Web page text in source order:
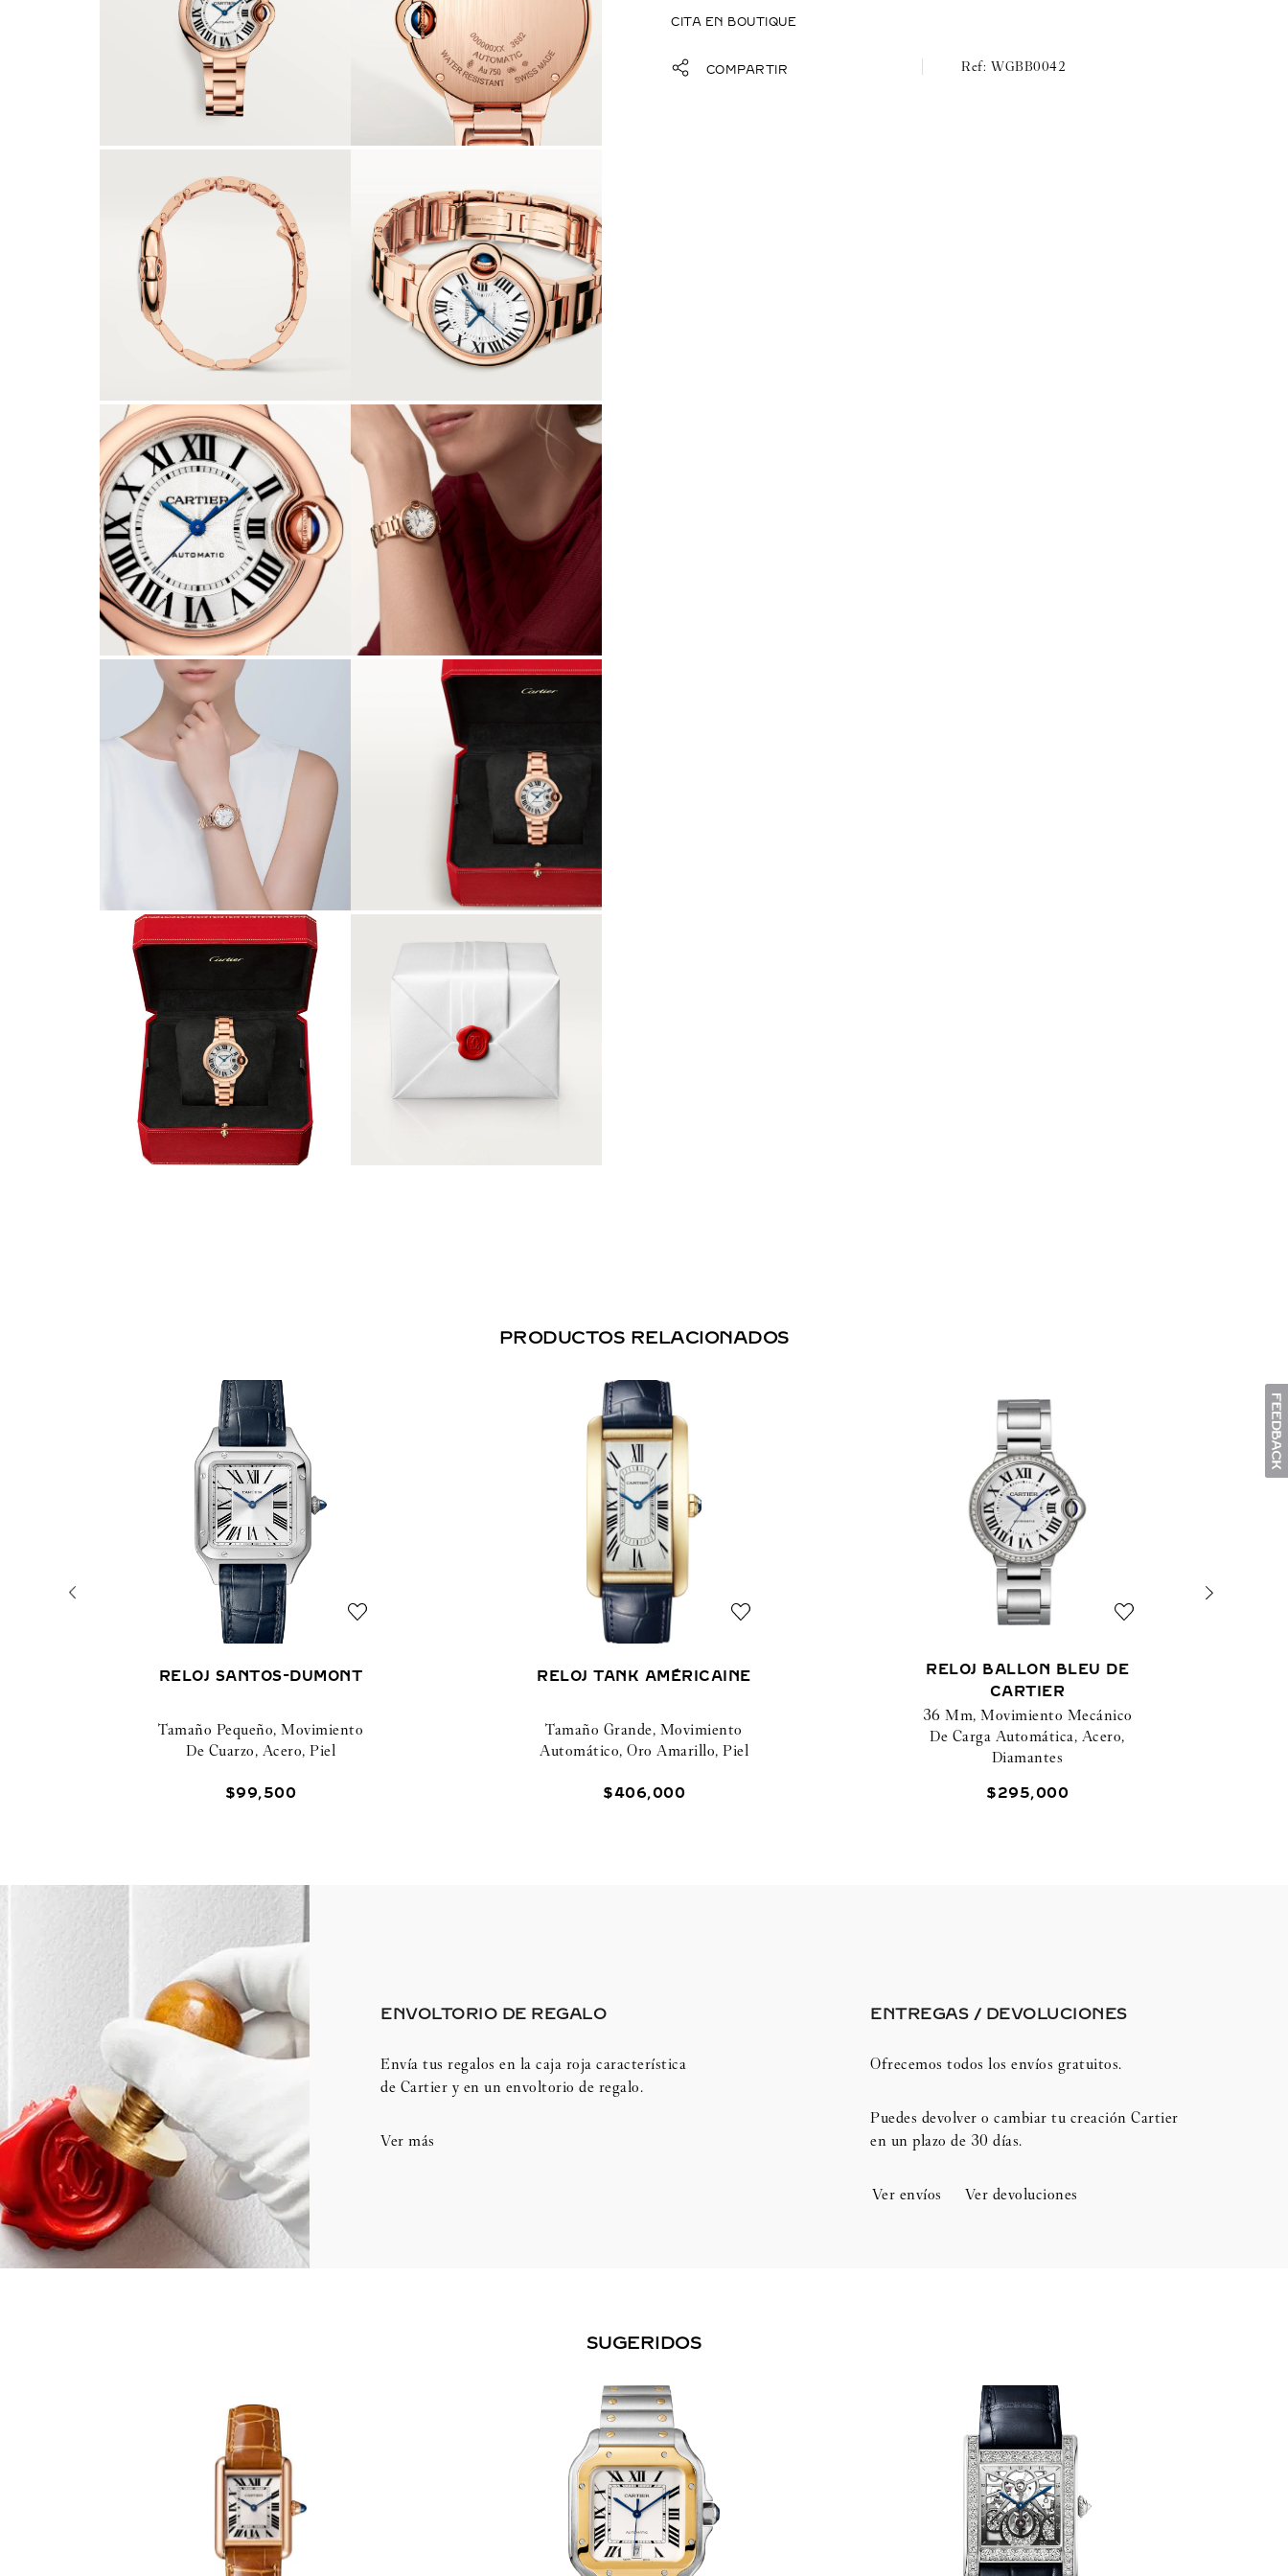
CITA EN BOUTIQUE
COMPARTIR WGBB0042
PRODUCTOS RELACIONADOS
RELOJ SANTOS-DUMONT
Tamaño Pequeño, Movimiento
De Cuarzo, Acero, Piel
$99,500
RELOJ TANK AMÉRICAINE
Tamaño Grande, Movimiento
Automático, Oro Amarillo, Piel
$406,000
RELOJ BALLON BLEU DE
CARTIER
36 Mm, Movimiento Mecánico
De Carga Automática, Acero,
Diamantes
$295,000
ENVOLTORIO DE REGALO
Envía tus regalos en la caja roja característica
de Cartier y en un envoltorio de regalo.
Ver más
ENTREGAS / DEVOLUCIONES​
Ofrecemos todos los envíos gratuitos.
Puedes devolver o cambiar tu creación Cartier
en un plazo de 30 días.​
Ver envíos Ver devoluciones
SUGERIDOS